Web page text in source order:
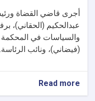
أجرى قاضي القضاة
عبدالحكيم (الحقاني)،
والسياسات في المحكمة
(فیضاني)، ونائب
Read more